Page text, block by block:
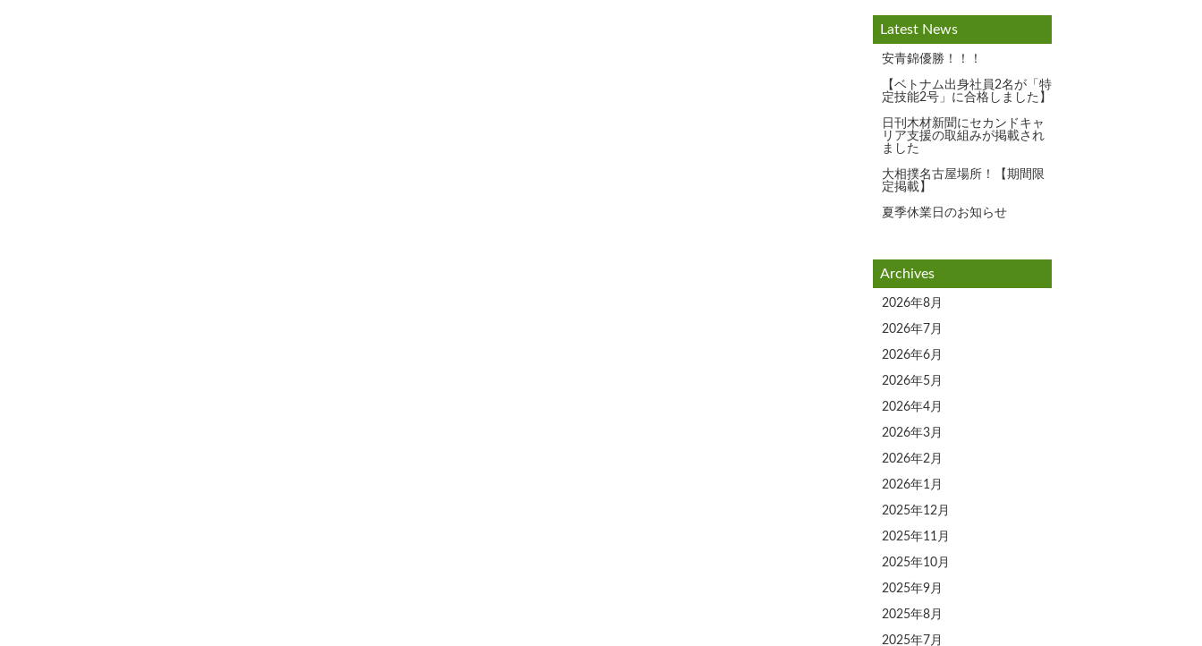
Latest News
安青錦優勝！！！
【ベトナム出身社員2名が「特
定技能2号」に合格しました】
日刊木材新聞にセカンドキャ
リア支援の取組みが掲載され
ました
大相撲名古屋場所！【期間限
定掲載】
夏季休業日のお知らせ
Archives
2026年8月
2026年7月
2026年6月
2026年5月
2026年4月
2026年3月
2026年2月
2026年1月
2025年12月
2025年11月
2025年10月
2025年9月
2025年8月
2025年7月